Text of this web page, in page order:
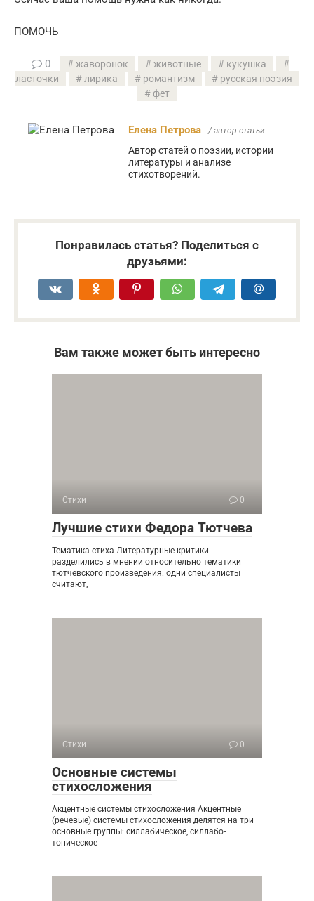
ПОМОЧЬ
0 жаворонок животные
кукушка
ласточки
лирика романтизм
русская поэзия
фет
Елена Петрова / автор статьи
Автор статей о поэзии, истории
литературы и анализе
стихотворений.
Понравилась статья? Поделиться с
друзьями:
Вам также может быть интересно
Стихи 0
Лучшие стихи Федора Тютчева
Тематика стиха Литературные критики
разделились в мнении относительно тематики
тютчевского произведения: одни специалисты
считают,
Стихи 0
Основные системы
стихосложения
Акцентные системы стихосложения Акцентные
(речевые) системы стихосложения делятся на три
основные группы: силлабическое, силлабо-
тоническое